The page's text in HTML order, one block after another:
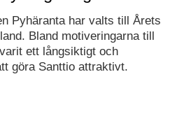
Pyhäranta har valts till Årets
Bland motiveringarna till
ett långsiktigt och
göra Santtio attraktivt.